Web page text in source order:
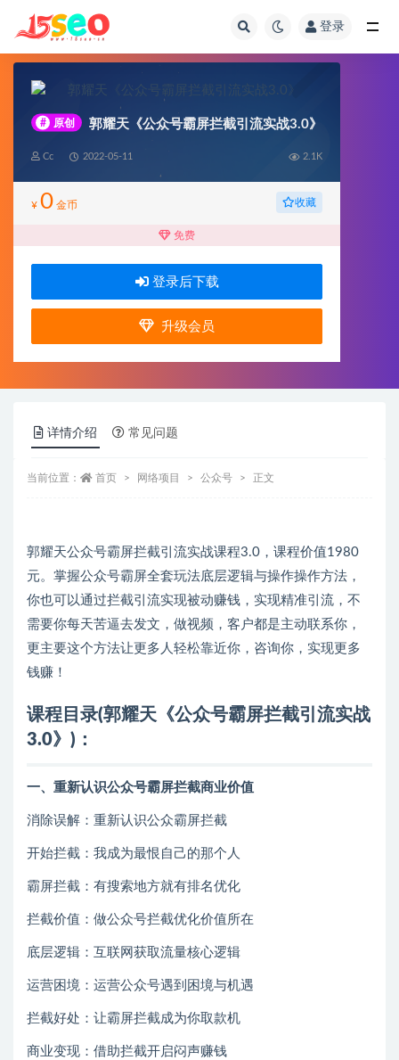
登录
# 原创 郭耀天《公众号霸屏拦截引流实战3.0》
Cc 2022-05-11 2.1K
¥ 0 金币 收藏
免费
登录后下载
升级会员
详情介绍 常见问题
当前位置： 首页 网络项目 公众号 正文
郭耀天公众号霸屏拦截引流实战课程3.0，课程价值1980
元。掌握公众号霸屏全套玩法底层逻辑与操作操作方法，
你也可以通过拦截引流实现被动赚钱，实现精准引流，不
需要你每天苦逼去发文，做视频，客户都是主动联系你，
更主要这个方法让更多人轻松靠近你，咨询你，实现更多
钱赚！
课程目录(郭耀天《公众号霸屏拦截引流实战
3.0》)：
一、重新认识公众号霸屏拦截商业价值
消除误解：重新认识公众霸屏拦截
开始拦截：我成为最恨自己的那个人
霸屏拦截：有搜索地方就有排名优化
拦截价值：做公众号拦截优化价值所在
底层逻辑：互联网获取流量核心逻辑
运营困境：运营公众号遇到困境与机遇
拦截好处：让霸屏拦截成为你取款机
商业变现：借助拦截开启闷声赚钱